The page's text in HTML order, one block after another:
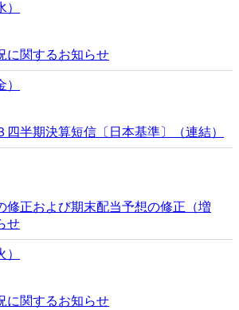
に関するお知らせ
半期決算短信〔日本基準〕（連結）
修正および期末配当予想の修正（増
せ
に関するお知らせ